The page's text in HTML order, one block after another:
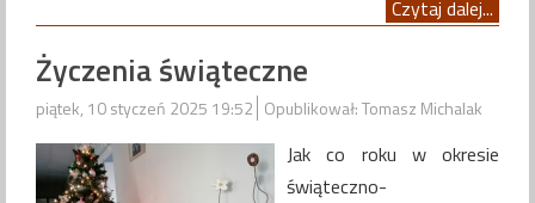
Czytaj dalej...
Życzenia świąteczne
piątek, 10 styczeń 2025 19:52 Opublikował: Tomasz Michalak
Jak co roku w okresie
świąteczno-